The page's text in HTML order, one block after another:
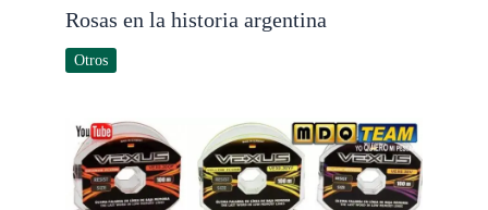
Rosas en la historia argentina
Otros